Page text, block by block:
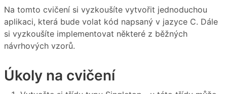
Na tomto cvičení si vyzkoušíte vytvořit jednoduchou
aplikaci, která bude volat kód napsaný v jazyce C. Dále
si vyzkoušíte implementovat některé z běžných
návrhových vzorů.
Úkoly na cvičení